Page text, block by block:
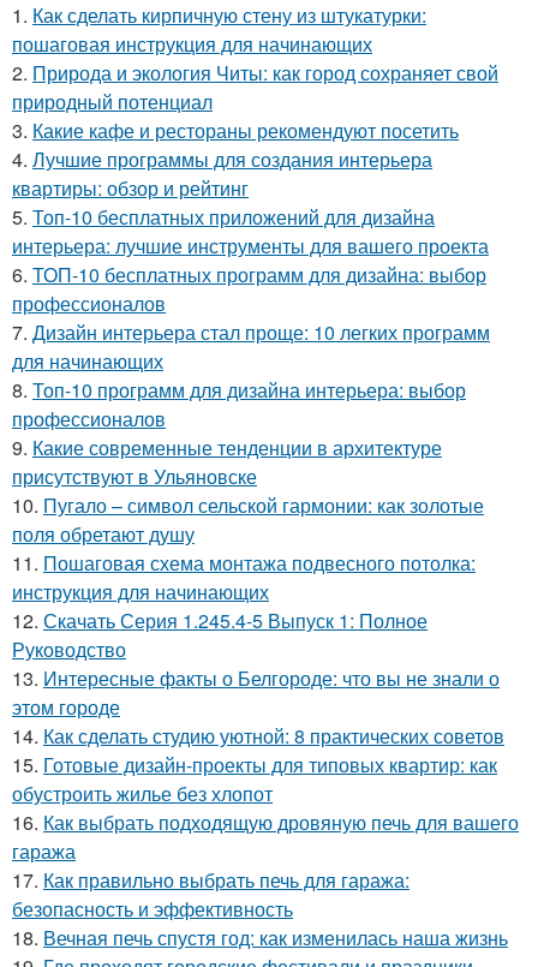
1. Как сделать кирпичную стену из штукатурки:
пошаговая инструкция для начинающих
2. Природа и экология Читы: как город сохраняет свой
природный потенциал
3. Какие кафе и рестораны рекомендуют посетить
4. Лучшие программы для создания интерьера
квартиры: обзор и рейтинг
5. Топ-10 бесплатных приложений для дизайна
интерьера: лучшие инструменты для вашего проекта
6. ТОП-10 бесплатных программ для дизайна: выбор
профессионалов
7. Дизайн интерьера стал проще: 10 легких программ
для начинающих
8. Топ-10 программ для дизайна интерьера: выбор
профессионалов
9. Какие современные тенденции в архитектуре
присутствуют в Ульяновске
10. Пугало – символ сельской гармонии: как золотые
поля обретают душу
11. Пошаговая схема монтажа подвесного потолка:
инструкция для начинающих
12. Скачать Серия 1.245.4-5 Выпуск 1: Полное
Руководство
13. Интересные факты о Белгороде: что вы не знали о
этом городе
14. Как сделать студию уютной: 8 практических советов
15. Готовые дизайн-проекты для типовых квартир: как
обустроить жилье без хлопот
16. Как выбрать подходящую дровяную печь для вашего
гаража
17. Как правильно выбрать печь для гаража:
безопасность и эффективность
18. Вечная печь спустя год: как изменилась наша жизнь